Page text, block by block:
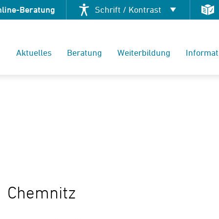
Beratung Schrift / Kontrast
Schrift vergrößern
Aktuelles Beratung Weiterbildung
Chemnitz